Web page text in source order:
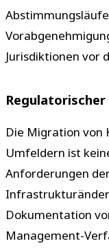
Jurisdiktionen vor
Die Migration von
Umfeldern ist
Anforderungen
Dokumentation
Management-